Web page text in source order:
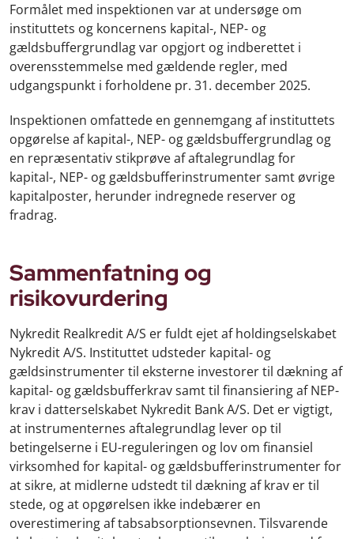
Formålet med inspektionen var at undersøge om
instituttets og koncernens kapital-, NEP- og
gældsbuffergrundlag var opgjort og indberettet i
overensstemmelse med gældende regler, med
udgangspunkt i forholdene pr. 31. december 2025.
Inspektionen omfattede en gennemgang af instituttets
opgørelse af kapital-, NEP- og gældsbuffergrundlag og
en repræsentativ stikprøve af aftalegrundlag for
kapital-, NEP- og gældsbufferinstrumenter samt øvrige
kapitalposter, herunder indregnede reserver og
fradrag.
Sammenfatning og
risikovurdering
Nykredit Realkredit A/S er fuldt ejet af holdingselskabet
Nykredit A/S. Instituttet udsteder kapital- og
gældsinstrumenter til eksterne investorer til dækning af
kapital- og gældsbufferkrav samt til finansiering af NEP-
krav i datterselskabet Nykredit Bank A/S. Det er vigtigt,
at instrumenternes aftalegrundlag lever op til
betingelserne i EU-reguleringen og lov om finansiel
virksomhed for kapital- og gældsbufferinstrumenter for
at sikre, at midlerne udstedt til dækning af krav er til
stede, og at opgørelsen ikke indebærer en
overestimering af tabsabsorptionsevnen. Tilsvarende